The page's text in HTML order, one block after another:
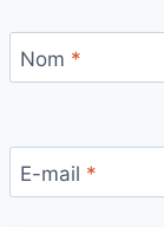
Nom *
E-mail *